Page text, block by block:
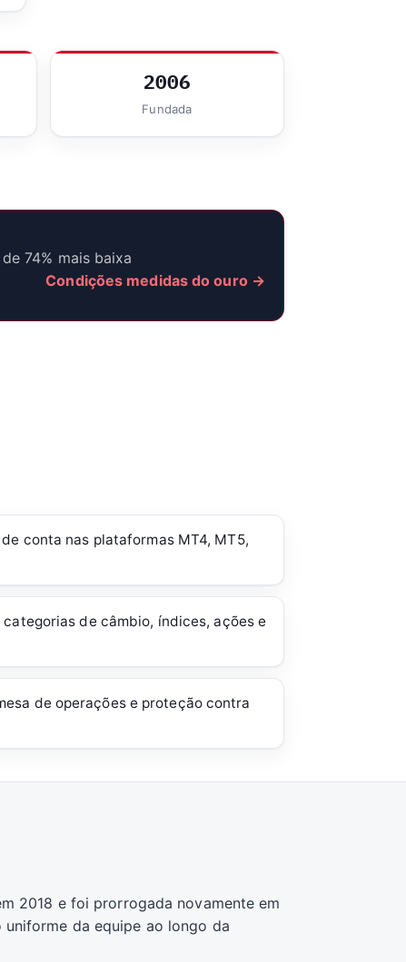
2006
Fundada
74% mais baixa
Condições medidas do ouro →
conta nas plataformas MT4, MT5,
categorias de câmbio, índices, ações e
de operações e proteção contra
2018 e foi prorrogada novamente em
uniforme da equipe ao longo da